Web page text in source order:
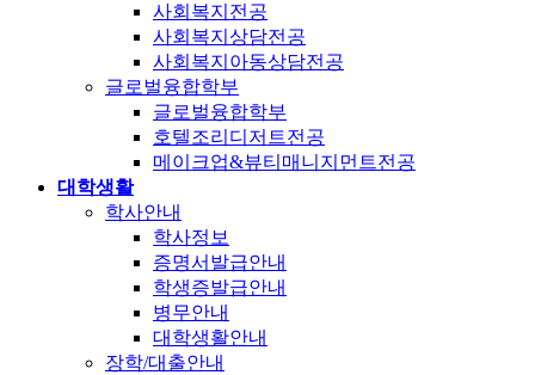
사회복지전공
사회복지상담전공
사회복지아동상담전공
글로벌융합학부
글로벌융합학부
호텔조리디저트전공
메이크업&뷰티매니지먼트전공
대학생활
학사안내
학사정보
증명서발급안내
학생증발급안내
병무안내
대학생활안내
장학/대출안내